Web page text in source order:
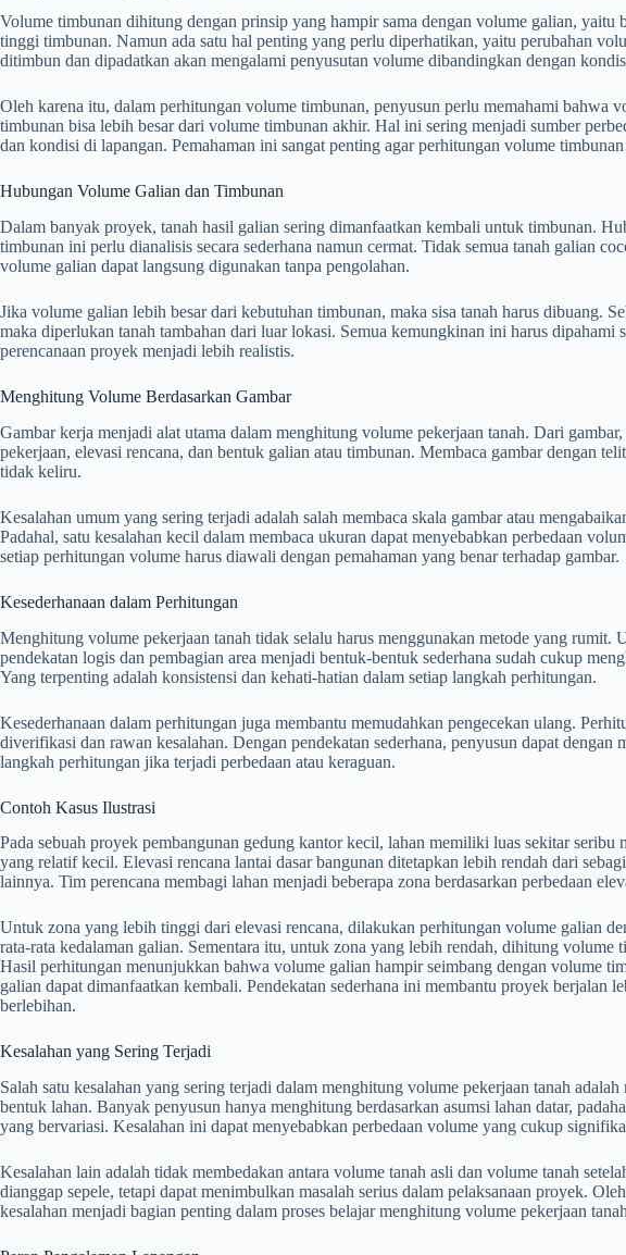
Volume timbunan dihitung dengan prinsip yang hampir sama dengan volume galian, yaitu
tinggi timbunan. Namun ada satu hal penting yang perlu diperhatikan, yaitu perubahan
ditimbun dan dipadatkan akan mengalami penyusutan volume dibandingkan dengan
Oleh karena itu, dalam perhitungan volume timbunan, penyusun perlu memahami bahwa
timbunan bisa lebih besar dari volume timbunan akhir. Hal ini sering menjadi sumber
dan kondisi di lapangan. Pemahaman ini sangat penting agar perhitungan volume
Hubungan Volume Galian dan Timbunan
Dalam banyak proyek, tanah hasil galian sering dimanfaatkan kembali untuk timbunan.
timbunan ini perlu dianalisis secara sederhana namun cermat. Tidak semua tanah galian
volume galian dapat langsung digunakan tanpa pengolahan.
Jika volume galian lebih besar dari kebutuhan timbunan, maka sisa tanah harus dibuang.
maka diperlukan tanah tambahan dari luar lokasi. Semua kemungkinan ini harus dipahami
perencanaan proyek menjadi lebih realistis.
Menghitung Volume Berdasarkan Gambar
Gambar kerja menjadi alat utama dalam menghitung volume pekerjaan tanah. Dari
pekerjaan, elevasi rencana, dan bentuk galian atau timbunan. Membaca gambar dengan
tidak keliru.
Kesalahan umum yang sering terjadi adalah salah membaca skala gambar atau
Padahal, satu kesalahan kecil dalam membaca ukuran dapat menyebabkan perbedaan
setiap perhitungan volume harus diawali dengan pemahaman yang benar terhadap gambar.
Kesederhanaan dalam Perhitungan
Menghitung volume pekerjaan tanah tidak selalu harus menggunakan metode yang rumit.
pendekatan logis dan pembagian area menjadi bentuk-bentuk sederhana sudah cukup
Yang terpenting adalah konsistensi dan kehati-hatian dalam setiap langkah perhitungan.
Kesederhanaan dalam perhitungan juga membantu memudahkan pengecekan ulang.
diverifikasi dan rawan kesalahan. Dengan pendekatan sederhana, penyusun dapat dengan
langkah perhitungan jika terjadi perbedaan atau keraguan.
Contoh Kasus Ilustrasi
Pada sebuah proyek pembangunan gedung kantor kecil, lahan memiliki luas sekitar seribu
yang relatif kecil. Elevasi rencana lantai dasar bangunan ditetapkan lebih rendah dari
lainnya. Tim perencana membagi lahan menjadi beberapa zona berdasarkan perbedaan
Untuk zona yang lebih tinggi dari elevasi rencana, dilakukan perhitungan volume galian
rata-rata kedalaman galian. Sementara itu, untuk zona yang lebih rendah, dihitung volume
Hasil perhitungan menunjukkan bahwa volume galian hampir seimbang dengan volume
galian dapat dimanfaatkan kembali. Pendekatan sederhana ini membantu proyek berjalan
berlebihan.
Kesalahan yang Sering Terjadi
Salah satu kesalahan yang sering terjadi dalam menghitung volume pekerjaan tanah
bentuk lahan. Banyak penyusun hanya menghitung berdasarkan asumsi lahan datar,
yang bervariasi. Kesalahan ini dapat menyebabkan perbedaan volume yang cukup
Kesalahan lain adalah tidak membedakan antara volume tanah asli dan volume tanah
dianggap sepele, tetapi dapat menimbulkan masalah serius dalam pelaksanaan proyek.
kesalahan menjadi bagian penting dalam proses belajar menghitung volume pekerjaan